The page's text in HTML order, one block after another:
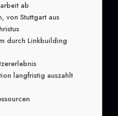
ab
von Stuttgart aus
durch Linkbuilding
langfristig auszahlt